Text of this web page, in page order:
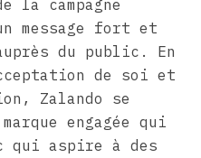
la campagne
message fort et
du public. En
de soi et
Zalando se
engagée qui
qui aspire à des